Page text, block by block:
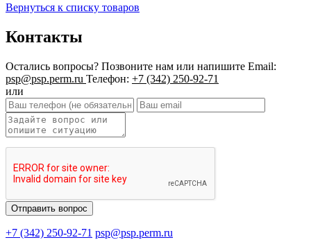
Вернуться к списку товаров
Контакты
Остались вопросы? Позвоните нам или напишите Email:
psp@psp.perm.ru Телефон: +7 (342) 250-92-71
или
+7 (342) 250-92-71 psp@psp.perm.ru